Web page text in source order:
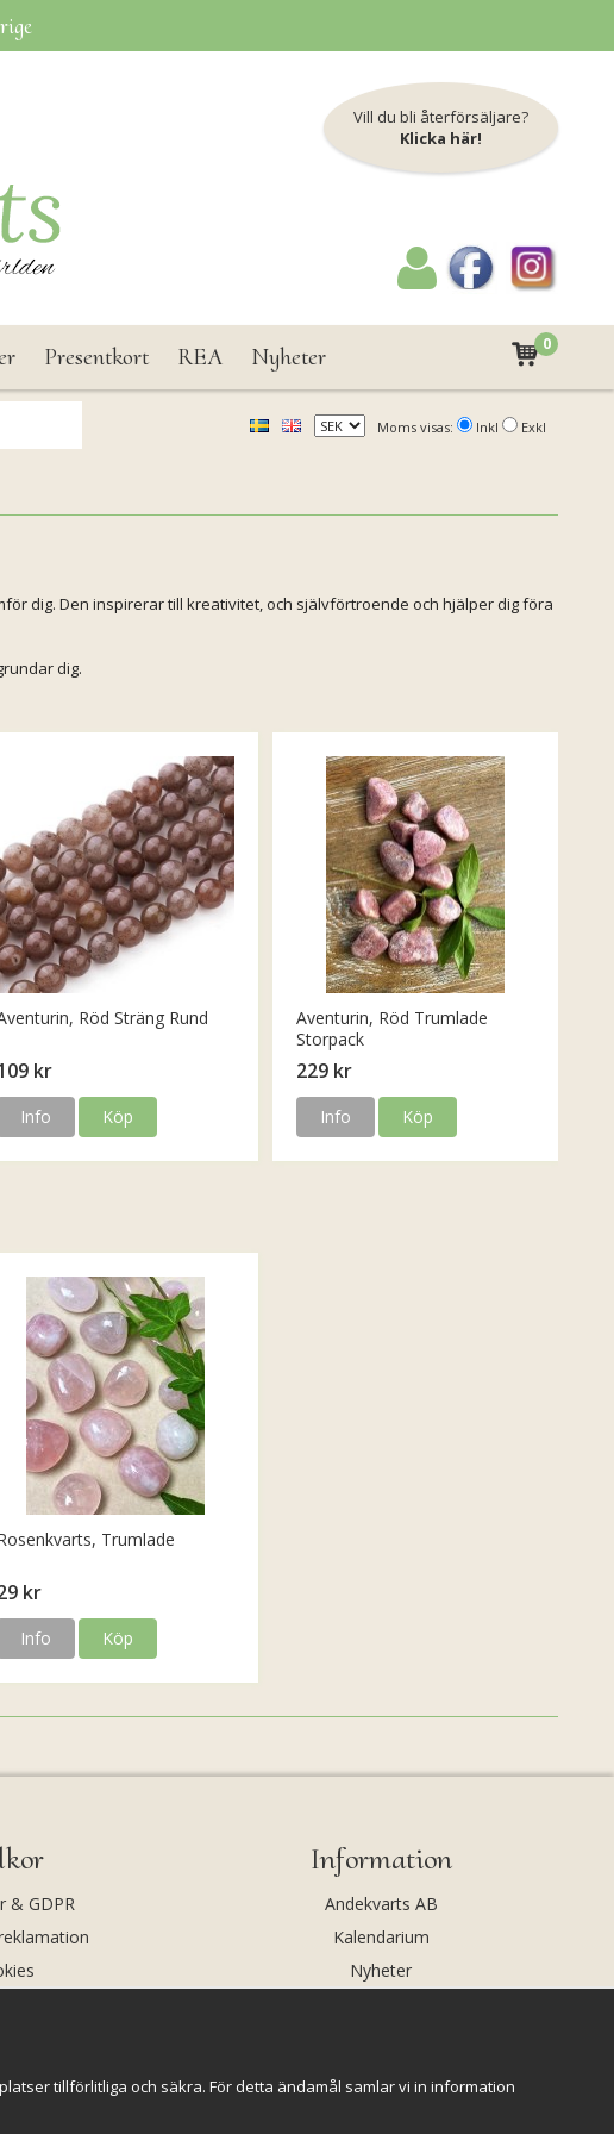
Vill du bli återförsäljare?
Klicka här!
Presentkort REA Nyheter 0
Moms visas: Inkl Exkl
dig. Den inspirerar till kreativitet, och självförtroende och hjälper dig föra
dig.
Röd Sträng Rund
kr
Info Köp
Aventurin, Röd Trumlade
Storpack
229 kr
Info Köp
Trumlade
kr
Info Köp
& GDPR
Information
Andekvarts AB
Kalendarium
Nyheter
tillförlitliga och säkra. För detta ändamål samlar vi in information